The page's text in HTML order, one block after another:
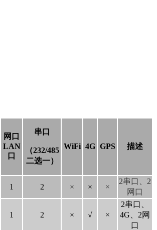
网口
LAN
口
串口
（232/485
二选一）
WiFi 4G GPS 描述
1 2 × × ×
2串口、2
网口
1 2 × √ ×
2串口、
4G、2网
口